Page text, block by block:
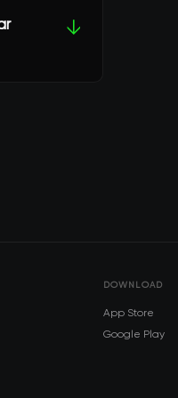
↓
DOWNLOAD
App Store
Google Play